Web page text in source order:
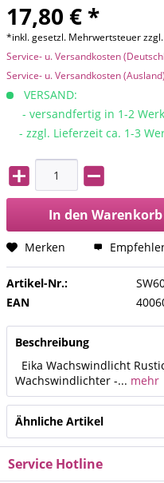
17,80 € *
*inkl. gesetzl. Mehrwertsteuer zzgl.
Service- u. Versandkosten
Service- u. Versandkosten (Ausland)
VERSAND:
- versandfertig in 1-2
- zzgl. Lieferzeit ca. 1-3
In den Warenkorb
Merken
Artikel-Nr.:
EAN
Beschreibung
Eika Wachswindlicht
Wachswindlichter -... mehr
Ähnliche Artikel
Service Hotline